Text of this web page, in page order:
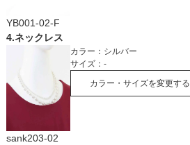
YB001-02-F
4.ネックレス
カラー： シルバー
サイズ： -
カラー・サイズを変更する
sank203-02